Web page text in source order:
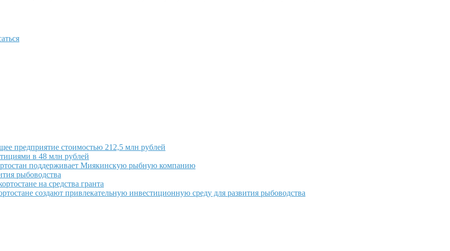
предприятие стоимостью 212,5 млн рублей
в 48 млн рублей
поддерживает Миякинскую рыбную компанию
рыбоводства
на средства гранта
создают привлекательную инвестиционную среду для развития рыбоводства